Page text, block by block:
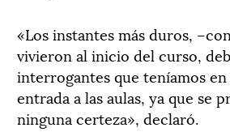
«Los instantes más duros,
vivieron al inicio del curso,
interrogantes que teníamos
entrada a las aulas, ya que se
ninguna certeza», declaró.